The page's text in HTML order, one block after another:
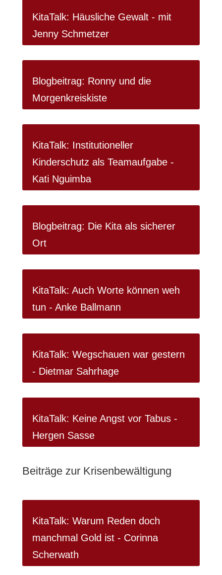
KitaTalk: Häusliche Gewalt - mit
Jenny Schmetzer
Blogbeitrag: Ronny und die
Morgenkreiskiste
KitaTalk: Institutioneller
Kinderschutz als Teamaufgabe -
Kati Nguimba
Blogbeitrag: Die Kita als sicherer
Ort
KitaTalk: Auch Worte können weh
tun - Anke Ballmann
KitaTalk: Wegschauen war gestern
- Dietmar Sahrhage
KitaTalk: Keine Angst vor Tabus -
Hergen Sasse
Beiträge zur Krisenbewältigung
KitaTalk: Warum Reden doch
manchmal Gold ist - Corinna
Scherwath